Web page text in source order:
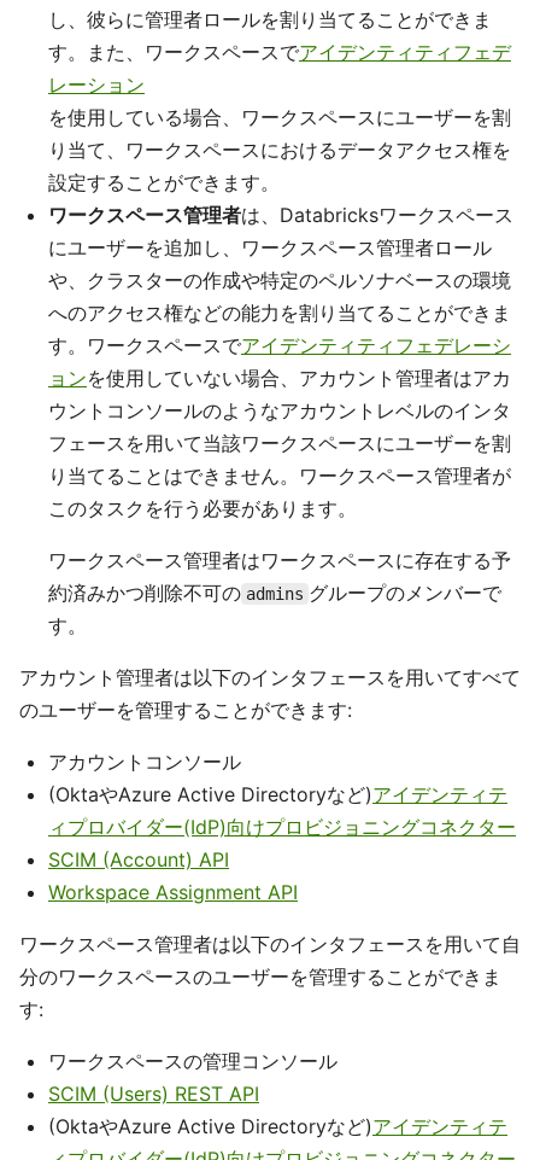
し、彼らに管理者ロールを割り当てることができま
す。また、ワークスペースでアイデンティティフェデ
レーション
を使用している場合、ワークスペースにユーザーを割
り当て、ワークスペースにおけるデータアクセス権を
設定することができます。
ワークスペース管理者は、Databricksワークスペース
にユーザーを追加し、ワークスペース管理者ロール
や、クラスターの作成や特定のペルソナベースの環境
へのアクセス権などの能力を割り当てることができま
す。ワークスペースでアイデンティティフェデレーシ
ョンを使用していない場合、アカウント管理者はアカ
ウントコンソールのようなアカウントレベルのインタ
フェースを用いて当該ワークスペースにユーザーを割
り当てることはできません。ワークスペース管理者が
このタスクを行う必要があります。
ワークスペース管理者はワークスペースに存在する予
約済みかつ削除不可の admins グループのメンバーで
す。
アカウント管理者は以下のインタフェースを用いてすべて
のユーザーを管理することができます:
アカウントコンソール
(OktaやAzure Active Directoryなど)アイデンティテ
ィプロバイダー(IdP)向けプロビジョニングコネクター
SCIM (Account) API
Workspace Assignment API
ワークスペース管理者は以下のインタフェースを用いて自
分のワークスペースのユーザーを管理することができま
す:
ワークスペースの管理コンソール
SCIM (Users) REST API
(OktaやAzure Active Directoryなど)アイデンティテ